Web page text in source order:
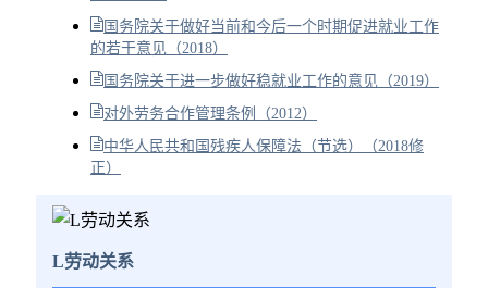
国务院关于做好当前和今后一个时期促进就业工作
的若干意见（2018）
国务院关于进一步做好稳就业工作的意见（2019）
对外劳务合作管理条例（2012）
中华人民共和国残疾人保障法（节选）（2018修
正）
L劳动关系